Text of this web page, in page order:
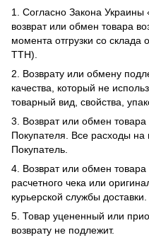
1. Согласно Закона
возврат или обмен товара
момента отгрузки со склада
ТТН).
2. Возврату или обмену
качества, который не
товарный вид, свойства,
3. Возврат или обмен товара
Покупателя. Все расходы на
Покупатель.
4. Возврат или обмен
расчетного чека или
курьерской службы доставки.
5. Товар уцененный или
возврату не подлежит.